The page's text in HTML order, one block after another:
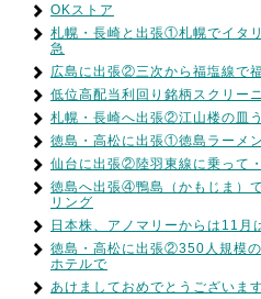
OKストア
札幌・長崎と出張①札幌でイタ
急
広島に出張②三次から福塩線で
低位高配当利回り銘柄スクリー
札幌・長崎へ出張②江山楼の皿
徳島・高松に出張①徳島ラーメ
仙台に出張②陸羽東線に乗って・
徳島へ出張④鴨島（かもじま）
リング
日本株、アノマリーからは11月
徳島・高松に出張②350人規模
ホテルで
あけましておめでとうございま